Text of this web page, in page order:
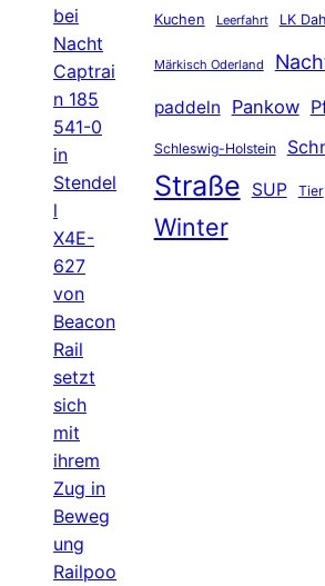
bei
Nacht
Captrai
n 185
541-0
in
Stendel
l
X4E-
627
von
Beacon
Rail
setzt
sich
mit
ihrem
Zug in
Beweg
ung
Railpoo
Kuchen Leerfahrt LK
Märkisch Oderland
paddeln Pankow
Schleswig-Holstein
Straße SUP Tier
Winter